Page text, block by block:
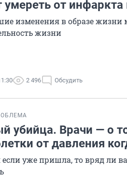
умереть от инфаркта
изменения в образе жизни
жизни
2 496 Обсудить
убийца. Врачи — о
от давления
уже пришла, то вряд ли